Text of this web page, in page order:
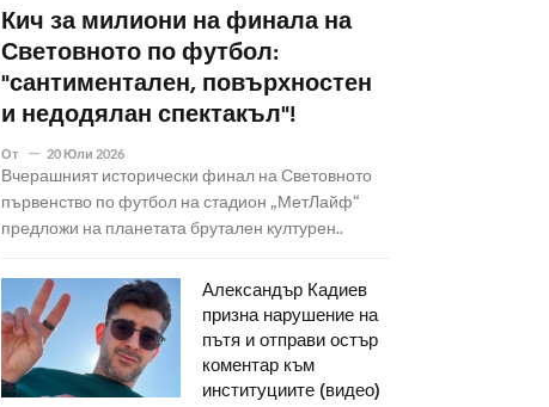
Кич за милиони на финала на
Световното по футбол:
"сантиментален, повърхностен
и недодялан спектакъл"!
От 20 Юли 2026
Вчерашният исторически финал на Световното
първенство по футбол на стадион „МетЛайф“
предложи на планетата брутален културен..
Александър Кадиев
призна нарушение на
пътя и отправи остър
коментар към
институциите (видео)